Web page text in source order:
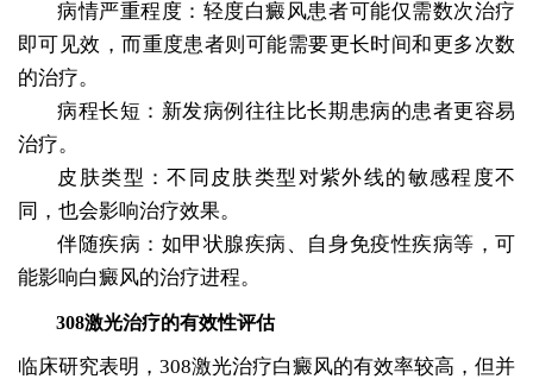
病情严重程度：轻度白癜风患者可能仅需数次治疗
即可见效，而重度患者则可能需要更长时间和更多次数
的治疗。
病程长短：新发病例往往比长期患病的患者更容易
治疗。
皮肤类型：不同皮肤类型对紫外线的敏感程度不
同，也会影响治疗效果。
伴随疾病：如甲状腺疾病、自身免疫性疾病等，可
能影响白癜风的治疗进程。
308激光治疗的有效性评估
临床研究表明，308激光治疗白癜风的有效率较高，但并